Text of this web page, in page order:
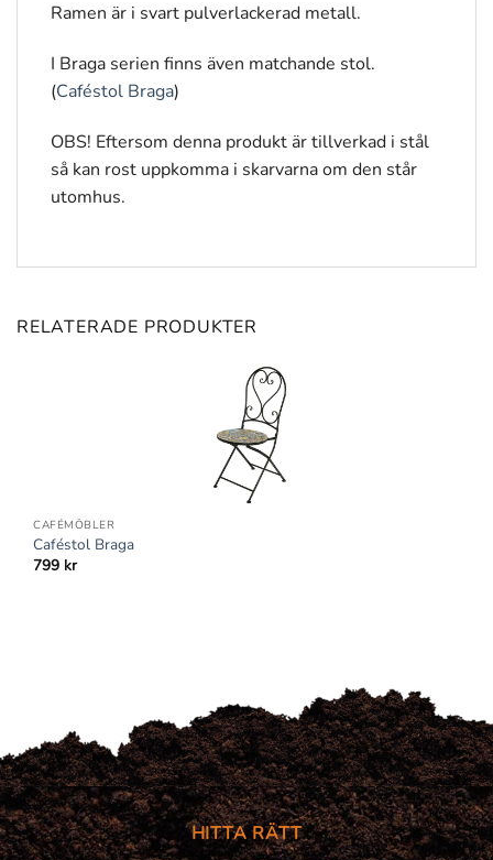
Ramen är i svart pulverlackerad metall.
I Braga serien finns även matchande stol.
(Caféstol Braga)
OBS! Eftersom denna produkt är tillverkad i stål
så kan rost uppkomma i skarvarna om den står
utomhus.
RELATERADE PRODUKTER
CAFÉMÖBLER
Caféstol Braga
799 kr
HITTA RÄTT